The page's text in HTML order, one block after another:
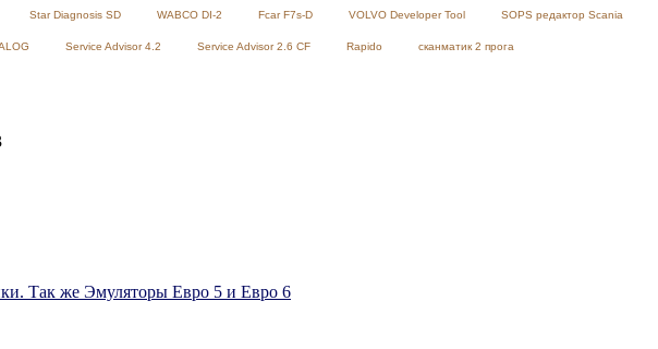
Star Diagnosis SD WABCO DI-2 Fcar F7s-D VOLVO Developer Tool SOPS редактор Scania
Service Advisor 4.2 Service Advisor 2.6 CF Rapido сканматик 2 прога
Так же Эмуляторы Евро 5 и Евро 6